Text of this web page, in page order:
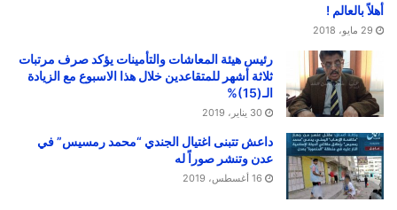
أهلاً بالعالم !
29 مايو، 2018
رئيس هيئة المعاشات والتأمينات يؤكد صرف مرتبات
ثلاثة أشهر للمتقاعدين خلال هذا الاسبوع مع الزيادة
الـ(15)%
30 يناير، 2019
داعش تتبنى اغتيال الجندي “محمد رمسيس” في
عدن وتنشر صوراً له
16 أغسطس، 2019